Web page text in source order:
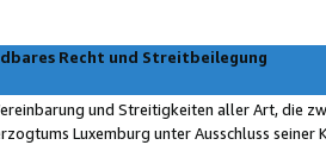
Recht und Streitbeilegung
und Streitigkeiten aller Art, die
Luxemburg unter Ausschluss